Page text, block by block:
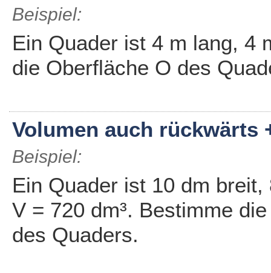
Beispiel:
Ein Quader ist 4 m lang, 4
die Oberfläche O des
Volumen auch rückwärts
Beispiel:
Ein Quader ist 10 dm
V = 720 dm³. Bestimme
des Quaders.